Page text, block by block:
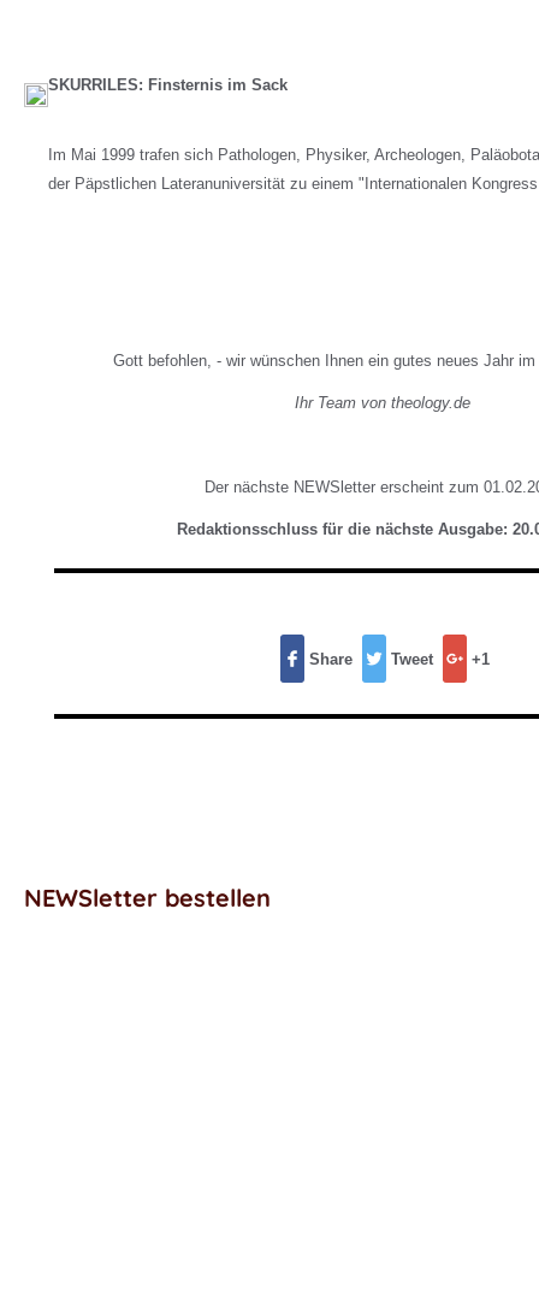
SKURRILES: Finsternis im Sack
Im Mai 1999 trafen sich Pathologen, Physiker, Archeologen,
der Päpstlichen Lateranuniversität zu einem "Internationalen
Gott befohlen, - wir wünschen Ihnen ein gutes neues Jahr
Ihr Team von theology.de
Der nächste NEWSletter erscheint zum
Redaktionsschluss für die nächste Ausgabe:
Share Tweet +1
NEWSletter bestellen